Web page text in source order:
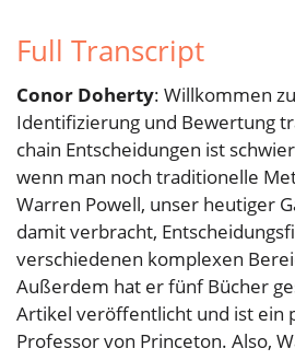
Full Transcript
Conor Doherty: Willkommen
Identifizierung und Bewertung
chain Entscheidungen ist
wenn man noch traditionelle
Warren Powell, unser heutiger
damit verbracht,
verschiedenen komplexen
Außerdem hat er fünf Bücher
Artikel veröffentlicht und ist ein
Professor von Princeton. Also,